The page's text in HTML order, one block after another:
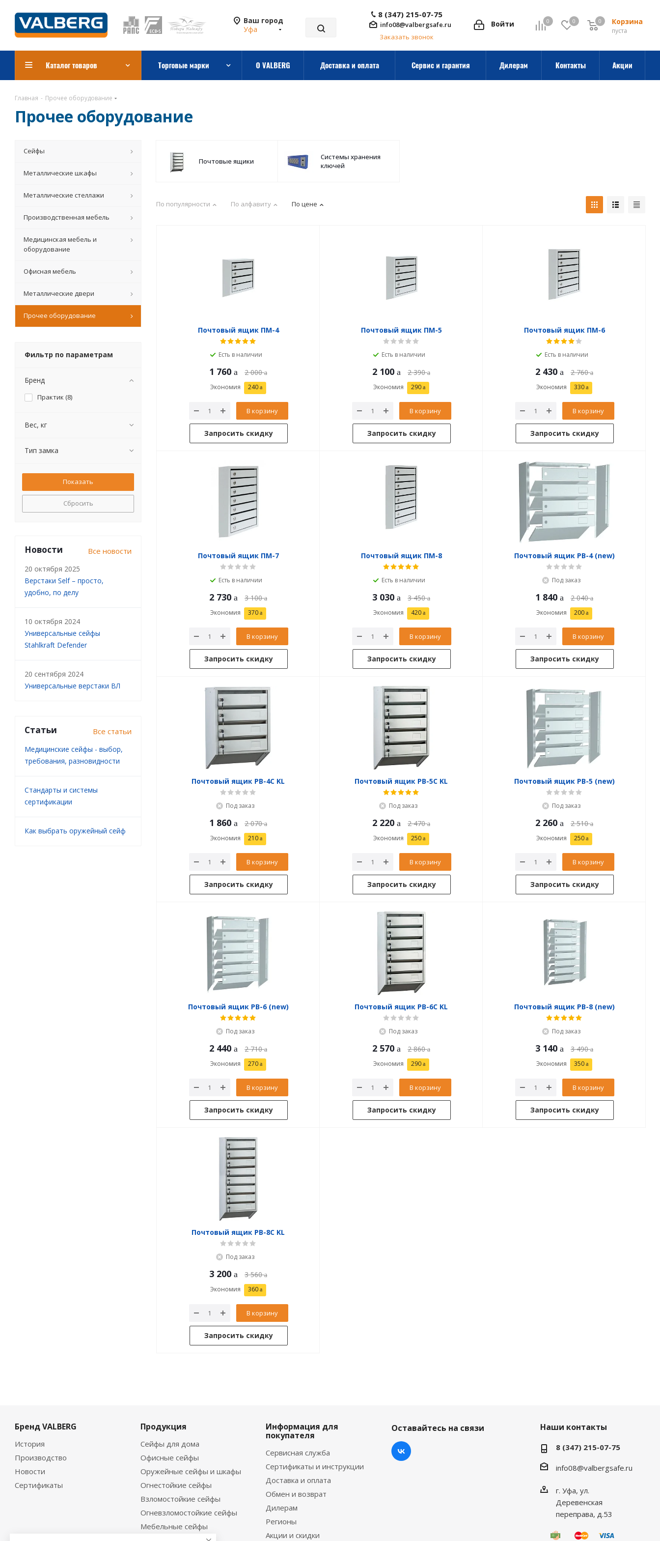
Ваш город
Уфа
0 0 Корзина
0
пуста
0
Войти
8 (347) 215-07-75
info08@valbergsafe.ru
Заказать звонок
Каталог товаров Торговые марки О VALBERG Доставка и оплата Сервис и гарантия Дилерам Контакты Акции
Главная - Прочее оборудование
Прочее оборудование
Почтовые ящики
Системы хранения
ключей
По популярности По алфавиту По цене
Почтовый ящик ПМ-4
Есть в наличии
1 760 2 000
Экономия 240
В корзину
Запросить скидку
Почтовый ящик ПМ-5
Есть в наличии
2 100 2 390
Экономия 290
В корзину
Запросить скидку
Почтовый ящик ПМ-6
Есть в наличии
2 430 2 760
Экономия 330
В корзину
Запросить скидку
Почтовый ящик ПМ-7
Есть в наличии
2 730 3 100
Экономия 370
В корзину
Запросить скидку
Почтовый ящик ПМ-8
Есть в наличии
3 030 3 450
Экономия 420
В корзину
Запросить скидку
Почтовый ящик PB-4 (new)
Под заказ
1 840 2 040
Экономия 200
В корзину
Запросить скидку
Почтовый ящик PB-4C KL
Под заказ
1 860 2 070
Экономия 210
В корзину
Запросить скидку
Почтовый ящик PB-5C KL
Под заказ
2 220 2 470
Экономия 250
В корзину
Запросить скидку
Почтовый ящик PB-5 (new)
Под заказ
2 260 2 510
Экономия 250
В корзину
Запросить скидку
Почтовый ящик PB-6 (new)
Под заказ
2 440 2 710
Экономия 270
В корзину
Запросить скидку
Почтовый ящик PB-6C KL
Под заказ
2 570 2 860
Экономия 290
В корзину
Запросить скидку
Почтовый ящик PB-8 (new)
Под заказ
3 140 3 490
Экономия 350
В корзину
Запросить скидку
Почтовый ящик PB-8C KL
Под заказ
3 200 3 560
Экономия 360
В корзину
Запросить скидку
Сейфы
Металлические шкафы
Металлические стеллажи
Производственная мебель
Медицинская мебель и
оборудование
Офисная мебель
Металлические двери
Прочее оборудование
Фильтр по параметрам
Бренд
Практик (8)
Вес, кг
Тип замка
Сбросить
Новости Все новости
20 октября 2025
Верстаки Self – просто,
удобно, по делу
10 октября 2024
Универсальные сейфы
Stahlkraft Defender
20 сентября 2024
Универсальные верстаки ВЛ
Статьи Все статьи
Медицинские сейфы - выбор,
требования, разновидности
Стандарты и системы
сертификации
Как выбрать оружейный сейф
Бренд VALBERG
История
Производство
Новости
Сертификаты
Продукция
Сейфы для дома
Офисные сейфы
Оружейные сейфы и шкафы
Огнестойкие сейфы
Взломостойкие сейфы
Огневзломостойкие сейфы
Мебельные сейфы
Информация для
покупателя
Сервисная служба
Сертификаты и инструкции
Доставка и оплата
Обмен и возврат
Дилерам
Регионы
Акции и скидки
Оставайтесь на связи Наши контакты
8 (347) 215-07-75
info08@valbergsafe.ru
г. Уфа, ул.
Деревенская
переправа, д.53